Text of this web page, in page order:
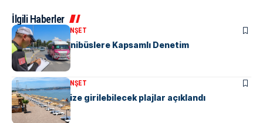
İlgili Haberler
KENT GÜNDEMI MANŞET
“M” Plakalı Minibüslere Kapsamlı Denetim
KENT GÜNDEMI MANŞET
Yalova’da denize girilebilecek plajlar açıklandı